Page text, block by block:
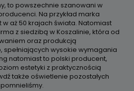
to powszechnie szanowani w
Na przykład marka
aż 50 krajach świata. Natomiast
z siedzibą w Koszalinie, która od
oraz produkcją
spełniających wysokie wymagania
natomiast to polski producent,
estetyki z praktycznością
także oświetlenie pozostałych